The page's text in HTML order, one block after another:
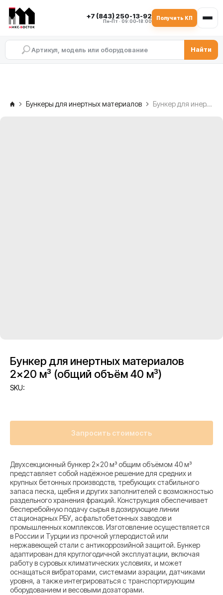
+7 (843) 250-13-92
Пн–Пт · 09:00–18:00
Получить КП
Найти
Бункеры для инертных материалов Бункер для инертных материалов 2×20 м³ (общий объём 40 м³)
Бункер для инертных материалов
2×20 м³ (общий объём 40 м³)
SKU:
Запросить стоимость
Двухсекционный бункер 2×20 м³ общим объёмом 40 м³
представляет собой надёжное решение для средних и
крупных бетонных производств, требующих стабильного
запаса песка, щебня и других заполнителей с возможностью
раздельного хранения фракций. Конструкция обеспечивает
бесперебойную подачу сырья в дозирующие линии
стационарных РБУ, асфальтобетонных заводов и
промышленных комплексов. Изготовление осуществляется
в России и Турции из прочной углеродистой или
нержавеющей стали с антикоррозийной защитой. Бункер
адаптирован для круглогодичной эксплуатации, включая
работу в суровых климатических условиях, и может
оснащаться вибраторами, системами аэрации, датчиками
уровня, а также интегрироваться с транспортирующим
оборудованием и весовыми дозаторами.